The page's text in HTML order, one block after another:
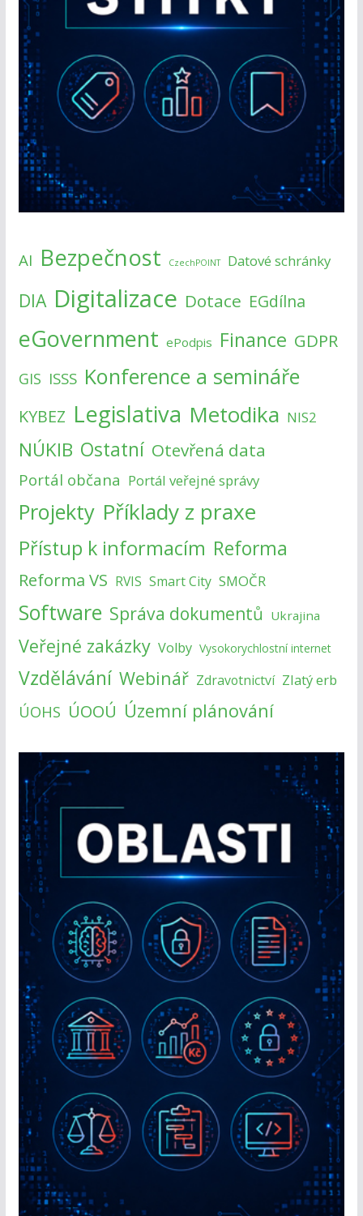
AI Bezpečnost CzechPOINT Datové schránky
DIA Digitalizace Dotace EGdílna
eGovernment ePodpis Finance GDPR
GIS ISSS Konference a semináře
KYBEZ Legislativa Metodika NIS2
NÚKIB Ostatní Otevřená data
Portál občana Portál veřejné správy
Projekty Příklady z praxe
Přístup k informacím Reforma
Reforma VS RVIS Smart City SMOČR
Software Správa dokumentů Ukrajina
Veřejné zakázky Volby Vysokorychlostní internet
Vzdělávání Webinář Zdravotnictví Zlatý erb
ÚOHS ÚOOÚ Územní plánování